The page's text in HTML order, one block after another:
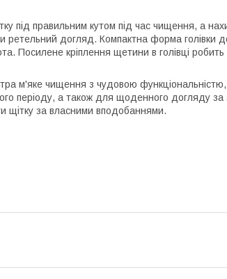
під правильним кутом під час чищення, а
ретельний догляд. Компактна форма голівки
Посилене кріплення щетини в голівці робить
м'яке чищення з чудовою
періоду, а також для щоденного догляду за
щітку за власними вподобаннями.